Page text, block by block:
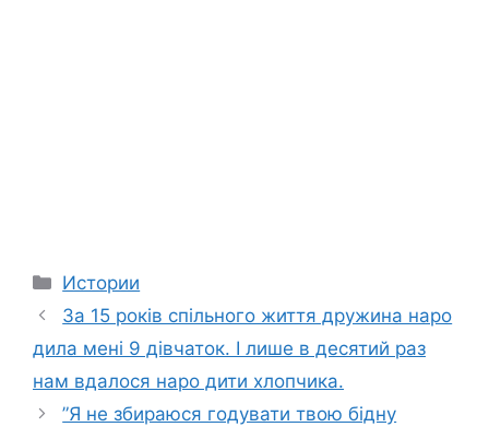
Categories
Истории
За 15 років спільного життя дружина наро
дила мені 9 дівчаток. І лише в десятий раз
нам вдалося наро дити хлопчика.
”Я не збираюся годувати твою бідну